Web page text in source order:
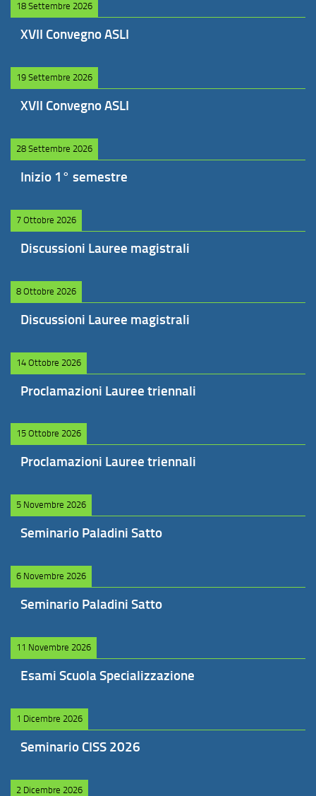
18 Settembre 2026
XVII Convegno ASLI
19 Settembre 2026
XVII Convegno ASLI
28 Settembre 2026
Inizio 1° semestre
7 Ottobre 2026
Discussioni Lauree magistrali
8 Ottobre 2026
Discussioni Lauree magistrali
14 Ottobre 2026
Proclamazioni Lauree triennali
15 Ottobre 2026
Proclamazioni Lauree triennali
5 Novembre 2026
Seminario Paladini Satto
6 Novembre 2026
Seminario Paladini Satto
11 Novembre 2026
Esami Scuola Specializzazione
1 Dicembre 2026
Seminario CISS 2026
2 Dicembre 2026